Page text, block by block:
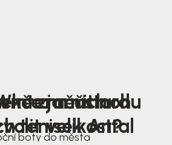
jarních
tenisek Antal
změřit nohu
velikost?
mustard
boty do města